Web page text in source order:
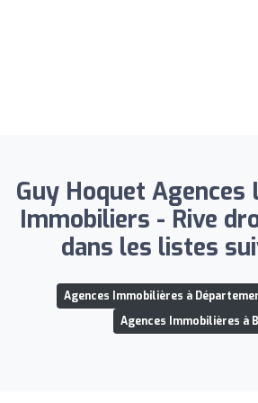
Guy Hoquet Agences
Immobiliers - Rive
dans les listes
Agences Immobilières à
Agences Immobilières à